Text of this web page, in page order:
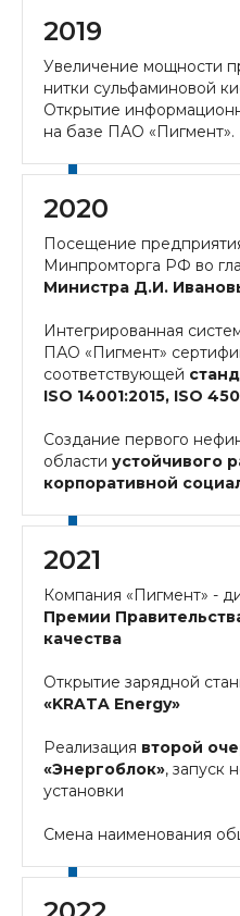
2019
Увеличение мощности
нитки сульфаминовой
Открытие
на базе ПАО «Пигмент».
2020
Посещение
Минпромторга РФ во
Министра Д.И.
Интегрированная
ПАО «Пигмент»
соответствующей
ISO 14001:2015, ISO
Создание первого
области устойчивого
корпоративной
2021
Компания «Пигмент» -
Премии
качества
Открытие зарядной
«KRATA Energy»
Реализация второй
«Энергоблок», запуск
установки
Смена наименования